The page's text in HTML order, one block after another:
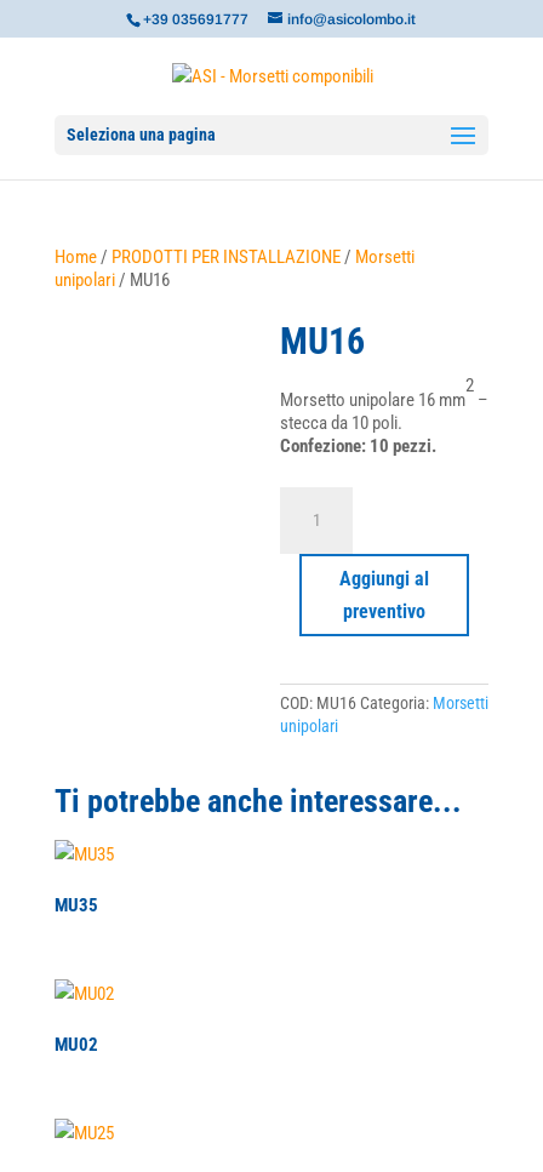
+39 035691777 info@asicolombo.it
Seleziona una pagina
Home/ PRODOTTI PER INSTALLAZIONE/ Morsetti
unipolari/ MU16
MU16
Morsetto unipolare 16 mm
2
–
stecca da 10 poli.
Confezione: 10 pezzi.
quantità
Aggiungi al
preventivo
COD: MU16 Categoria: Morsetti
unipolari
Ti potrebbe anche interessare...
MU35
MU02